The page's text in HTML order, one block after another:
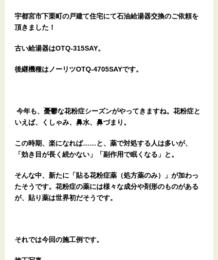
宇都宮市下栗町の戸建て住宅にて石油給湯器交換のご依頼を
頂きました！
古い給湯器はOTQ-315SAY。
後継機種はノーリツOTQ-4705SAYです。
今年も、憂鬱な花粉症シーズンがやってきますね。花粉症と
いえば、くしゃみ、鼻水、鼻づまり。
この時期、楽になれば……と、薬で対処する人は多いが、
「効き目が長く続かない」「副作用で眠くなる」と。
そんな中、新たに「貼る花粉症薬 （処方薬のみ）」が加わっ
たそうです。花粉症の薬には様々な成分や剤形のものがある
が、貼り薬は世界初だそうです。
それでは今回の施工例です。